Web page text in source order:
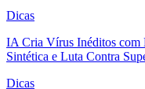
Dicas
IA Cria Vírus Inéditos
Sintética e Luta Contra
Dicas